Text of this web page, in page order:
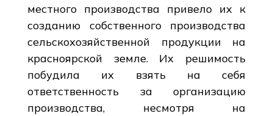
местного производства привело их к
созданию собственного производства
сельскохозяйственной продукции на
красноярской земле. Их решимость
побудила их взять на себя
ответственность за организацию
производства, несмотря на